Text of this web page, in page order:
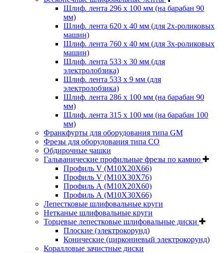
Шлиф. лента 296 х 100 мм (на барабан 90
мм)
Шлиф. лента 620 х 40 мм (для 2х-роликовых
машин)
Шлиф. лента 760 х 40 мм (для 3х-роликовых
машин)
Шлиф. лента 533 х 30 мм (для
электролобзика)
Шлиф. лента 533 х 9 мм (для
электролобзика)
Шлиф. лента 286 х 100 мм (на барабан 90
мм)
Шлиф. лента 315 х 100 мм (на барабан 100
мм)
Франкфурты для оборудования типа GM
Фрезы для оборудования типа СО
Обдирочные чашки
Гальванические профильные фрезы по камню
Профиль V (M10X20X66)
Профиль V (M10X30X76)
Профиль А (М10Х20Х60)
Профиль А (М10Х30Х66)
Лепестковые шлифовальные круги
Нетканые шлифовальные круги
Торцевые лепестковые шлифовальные диски
Плоские (электрокорунд)
Конические (циркониевый электрокорунд)
Коралловые зачистные диски